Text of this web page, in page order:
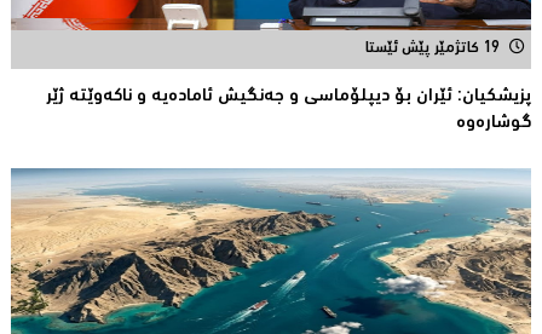
19 کاتژمێر پێش ئێستا
پزیشكیان: ئێران بۆ دیپلۆماسی و جەنگیش ئامادەیە و ناکەوێتە ژێر
گوشارەوە